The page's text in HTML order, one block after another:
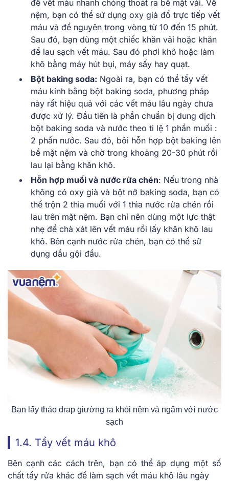
để vết máu nhanh chóng thoát ra bề mặt vải. Về
nệm, bạn có thể sử dụng oxy già đổ trực tiếp vết
máu và để nguyên trong vòng từ 10 đến 15 phút.
Sau đó, bạn dùng một chiếc khăn vải hoặc khăn
để lau sạch vết máu. Sau đó phơi khô hoặc làm
khô bằng máy hút bụi, máy sấy hay quạt.
Bột baking soda: Ngoài ra, bạn có thể tẩy vết
máu kinh bằng bột baking soda, phương pháp
này rất hiệu quả với các vết máu lâu ngày chưa
được xử lý. Đầu tiên là phần chuẩn bị dung dịch
bột baking soda và nước theo tỉ lệ 1 phần muối :
2 phần nước. Sau đó, bôi hỗn hợp bột baking lên
bề mặt nệm và chờ trong khoảng 20-30 phút rồi
lau lại bằng khăn khô.
Hỗn hợp muối và nước rửa chén: Nếu trong nhà
không có oxy già và bột nở baking soda, bạn có
thể trộn 2 thìa muối với 1 thìa nước rửa chén rồi
lau trên mặt nệm. Bạn chỉ nên dùng một lực thật
nhẹ để chà xát lên vết máu rồi lấy khăn khô lau
khô. Bên cạnh nước rửa chén, bạn có thể sử
dụng dầu gội đầu.
Bạn lấy tháo drap giường ra khỏi nệm và ngâm với nước
sạch
1.4. Tẩy vết máu khô
Bên cạnh các cách trên, bạn có thể áp dụng một số
chất tẩy rửa khác để làm sạch vết máu khô lâu ngày